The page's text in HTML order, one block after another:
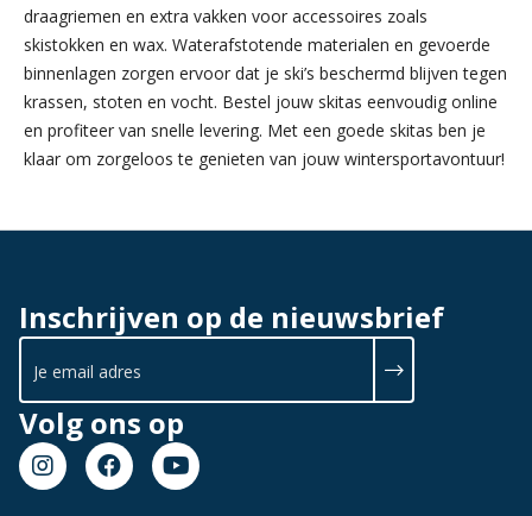
draagriemen en extra vakken voor accessoires zoals
skistokken en wax. Waterafstotende materialen en gevoerde
binnenlagen zorgen ervoor dat je ski’s beschermd blijven tegen
krassen, stoten en vocht. Bestel jouw skitas eenvoudig online
en profiteer van snelle levering. Met een goede skitas ben je
klaar om zorgeloos te genieten van jouw wintersportavontuur!
Inschrijven op de nieuwsbrief
Volg ons op